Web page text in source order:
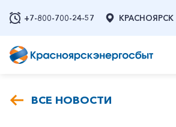
+7-800-700-24-57 КРАСНОЯРСК
ВСЕ НОВОСТИ